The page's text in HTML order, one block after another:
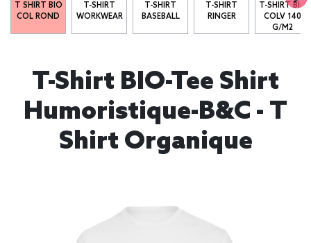
T SHIRT BIO
COL ROND
T-SHIRT
WORKWEAR
T-SHIRT
BASEBALL
T-SHIRT
RINGER
T-SHIRT BIO
COLV 140
G/M2
T-Shirt BIO-Tee Shirt
Humoristique-B&C - T
Shirt Organique